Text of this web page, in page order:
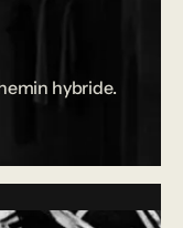
hybride.